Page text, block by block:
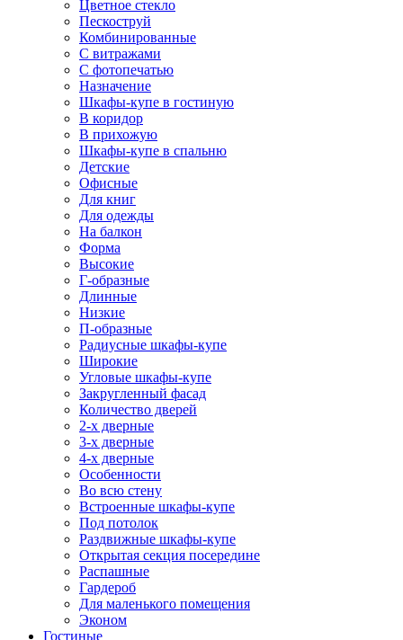
Цветное стекло
Пескоструй
Комбинированные
С витражами
С фотопечатью
Назначение
Шкафы-купе в гостиную
В коридор
В прихожую
Шкафы-купе в спальню
Детские
Офисные
Для книг
Для одежды
На балкон
Форма
Высокие
Г-образные
Длинные
Низкие
П-образные
Радиусные шкафы-купе
Широкие
Угловые шкафы-купе
Закругленный фасад
Количество дверей
2-х дверные
3-х дверные
4-х дверные
Особенности
Во всю стену
Встроенные шкафы-купе
Под потолок
Раздвижные шкафы-купе
Открытая секция посередине
Распашные
Гардероб
Для маленького помещения
Эконом
Гостиные